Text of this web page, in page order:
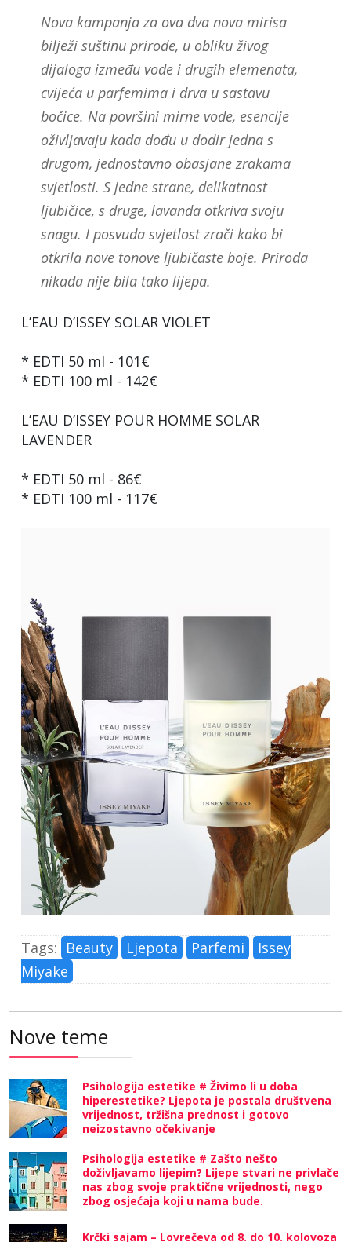
Nova kampanja za ova dva nova mirisa
bilježi suštinu prirode, u obliku živog
dijaloga između vode i drugih elemenata,
cvijeća u parfemima i drva u sastavu
bočice. Na površini mirne vode, esencije
oživljavaju kada dođu u dodir jedna s
drugom, jednostavno obasjane zrakama
svjetlosti. S jedne strane, delikatnost
ljubičice, s druge, lavanda otkriva svoju
snagu. I posvuda svjetlost zrači kako bi
otkrila nove tonove ljubičaste boje. Priroda
nikada nije bila tako lijepa.
L’EAU D’ISSEY SOLAR VIOLET
* EDTI 50 ml - 101€
* EDTI 100 ml - 142€
L’EAU D’ISSEY POUR HOMME SOLAR
LAVENDER
* EDTI 50 ml - 86€
* EDTI 100 ml - 117€
Tags: Beauty Ljepota Parfemi
Issey
Miyake
Nove teme
Psihologija estetike # Živimo li u doba
hiperestetike? Ljepota je postala društvena
vrijednost, tržišna prednost i gotovo
neizostavno očekivanje
Psihologija estetike # Zašto nešto
doživljavamo lijepim? Lijepe stvari ne privlače
nas zbog svoje praktične vrijednosti, nego
zbog osjećaja koji u nama bude.
Krčki sajam – Lovrečeva od 8. do 10. kolovoza